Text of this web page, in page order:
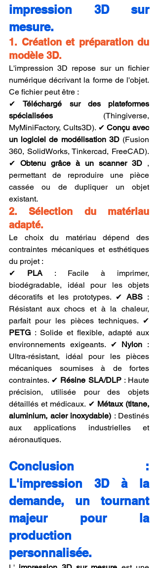
impression 3D sur
mesure.
1. Création et préparation du
modèle 3D.
L'impression 3D repose sur un fichier
numérique décrivant la forme de l'objet.
Ce fichier peut être :
✔ Téléchargé sur des plateformes
spécialisées (Thingiverse,
MyMiniFactory, Cults3D). ✔ Conçu avec
un logiciel de modélisation 3D (Fusion
360, SolidWorks, Tinkercad, FreeCAD).
✔ Obtenu grâce à un scanner 3D ,
permettant de reproduire une pièce
cassée ou de dupliquer un objet
existant.
2. Sélection du matériau
adapté.
Le choix du matériau dépend des
contraintes mécaniques et esthétiques
du projet :
✔ PLA : Facile à imprimer,
biodégradable, idéal pour les objets
décoratifs et les prototypes. ✔ ABS :
Résistant aux chocs et à la chaleur,
PETG : Solide et flexible, adapté aux
environnements exigeants. ✔ Nylon :
Ultra-résistant, idéal pour les pièces
mécaniques soumises à de fortes
contraintes. ✔ Résine SLA/DLP : Haute
précision, utilisée pour des objets
détaillés et médicaux. ✔ Métaux (titane,
aluminium, acier inoxydable) : Destinés
aux applications industrielles et
aéronautiques.
Conclusion :
L'impression 3D à la
demande, un tournant
majeur pour la
production
personnalisée.